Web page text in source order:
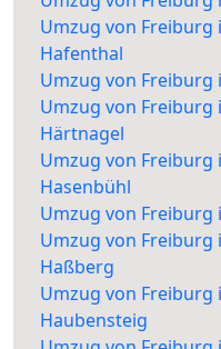
Umzug von Freiburg
Hafenthal
Umzug von Freiburg
Umzug von Freiburg
Härtnagel
Umzug von Freiburg
Hasenbühl
Umzug von Freiburg
Umzug von Freiburg
Haßberg
Umzug von Freiburg
Haubensteig